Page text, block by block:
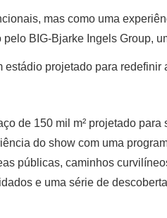
mas como uma
BIG-Bjarke Ingels Group,
projetado para
de 150 mil m² projetado
do show com uma
públicas, caminhos
e uma série de